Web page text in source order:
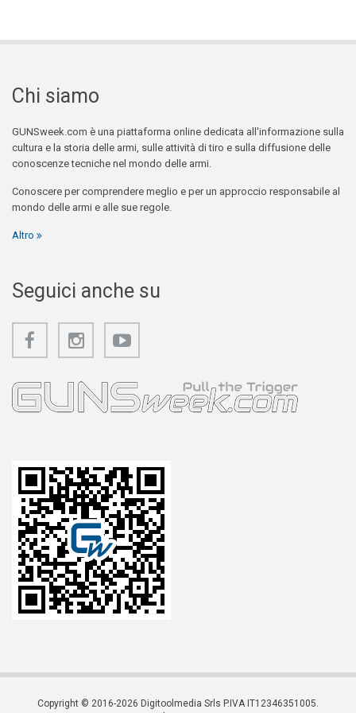
Chi siamo
GUNSweek.com è una piattaforma online dedicata all'informazione sulla
cultura e la storia delle armi, sulle attività di tiro e sulla diffusione delle
conoscenze tecniche nel mondo delle armi.
Conoscere per comprendere meglio e per un approccio responsabile al
mondo delle armi e alle sue regole.
Altro
Seguici anche su
Copyright © 2016-2026 Digitoolmedia Srls P.IVA IT12346351005.